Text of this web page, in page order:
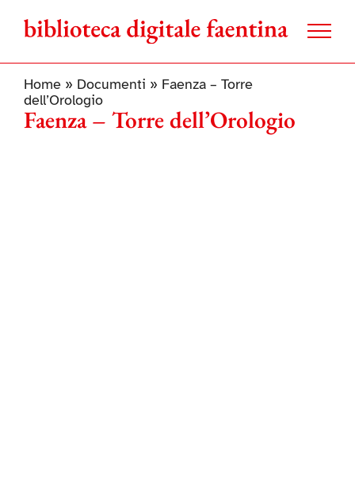
contenuto
Home» Documenti » Faenza – Torre
dell’Orologio
Faenza – Torre dell’Orologio